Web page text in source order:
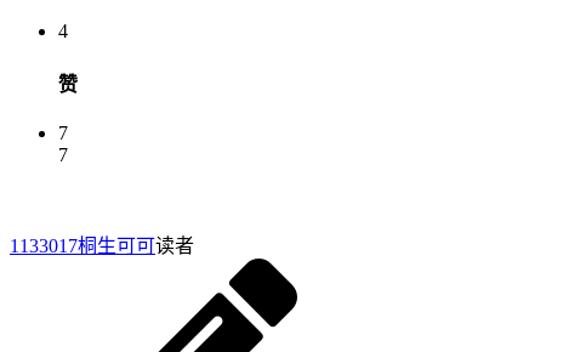
4
赞
7
7
1133017桐生可可读者